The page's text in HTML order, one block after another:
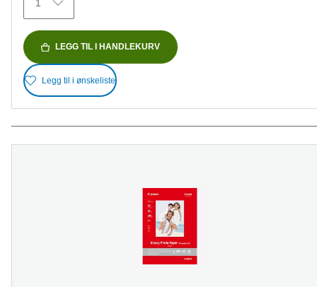
1
LEGG TIL I HANDLEKURV
Legg til i ønskeliste